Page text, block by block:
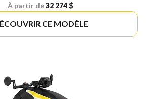
À partir de32 274 $
CE MODÈLE